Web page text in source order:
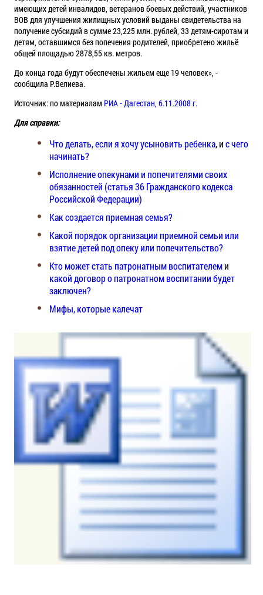
имеющих детей инвалидов, ветеранов боевых действий, участников
ВОВ для улучшения жилищных условий выданы свидетельства на
получение субсидий в сумме 23,225 млн. рублей, 33 детям-сиротам и
детям, оставшимся без попечения родителей, приобретено жильё
общей площадью 2878,55 кв. метров.
До конца года будут обеспечены жильем еще 19 человек», -
сообщила Р.Велиева.
Источник: по материалам РИА - Дагестан, 6.11.2008 г.
Для справки:
Что делать, если я хочу усыновить ребенка, ис чего
начинать?
Исполнение опекунами и попечителями своих
обязанностей (статья 36 Гражданского кодекса
Российской Федерации)
Как создается приемная семья?
Какой порядок организации приемной семьи или
взятие детей под опеку или попечительство?
Кто может стать патронатным воспитателеми
какой договор о патронатном воспитании будет
заключен?
Мифы, которые калечат